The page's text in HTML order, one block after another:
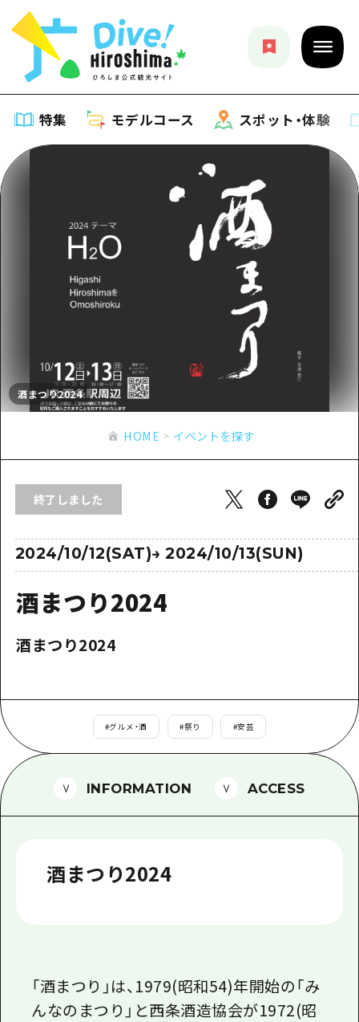
特集 モデルコース スポット・体験
特集一覧
おすすめ
アート
サイクリング
ショッピング
ナイトライフ
世界遺産
学び・体験
歴史・文化
癒し
モデルコース
Dive! Hiroshima 公式ガイド
あたらしい非日常
広島市周辺
安芸
備後
宮島周辺
山口県東部
日帰り
1泊2日
2泊3日
スポット・体験
安芸
備後
備北
宮島周辺
山口県東部
愛媛県
島根県
旬情報
お役立ち情報
アクセス
二次交通まとめ
施設の混雑状況のお知らせ
手荷物預かり・配送サービス
広島おもてなしパス
観光案内所
広島県を訪れる外国人旅行者向け情報一
広島県の魅力を動画でご紹介！
関連リンク
HOME
お問い合わせ
事業者・学校関係者の皆さま
HOME イベントを探す
終了しました
2024/10/12(SAT)→2024/10/13(SUN)
酒まつり2024
酒まつり2024
#グルメ・酒 #祭り #安芸
酒まつり2024
INFORMATION ACCESS
酒まつり2024
「酒まつり」は、1979(昭和54)年開始の「み
んなのまつり」と西条酒造協会が1972(昭